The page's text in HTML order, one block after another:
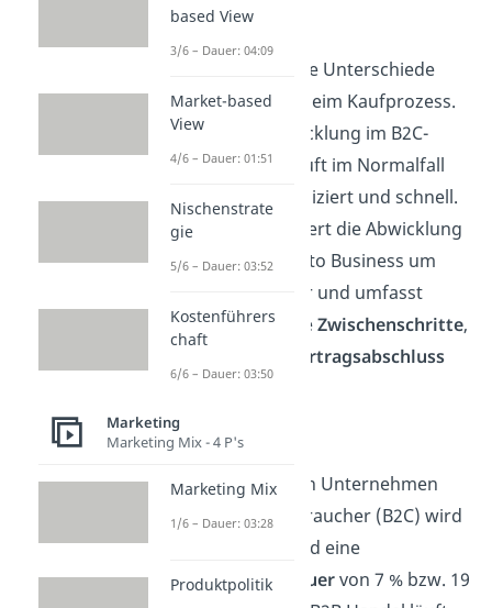
Entscheidende Unterschiede
gibt es auch beim Kaufprozess.
Die Kaufabwicklung im B2C-
Bereich verläuft im Normalfall
sehr unkompliziert und schnell.
Dagegen dauert die Abwicklung
von Business to Business um
einiges länger und umfasst
umfangreicheZwischenschritte,
Vertragsabschluss
Steuer:
Im Handel von Unternehmen
zum Endverbraucher (B2C) wird
in Deutschland eine
Mehrwertsteuervon 7 % bzw. 19
based View
3/6 – Dauer: 04:09
Market-based
View
4/6 – Dauer: 01:51
Nischenstrate
gie
5/6 – Dauer: 03:52
Kostenführers
chaft
6/6 – Dauer: 03:50
Marketing
Marketing Mix - 4 P's
Marketing Mix
1/6 – Dauer: 03:28
Produktpolitik